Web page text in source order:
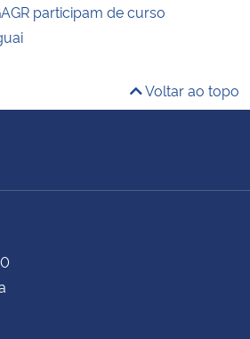
participam de curso
Voltar ao topo